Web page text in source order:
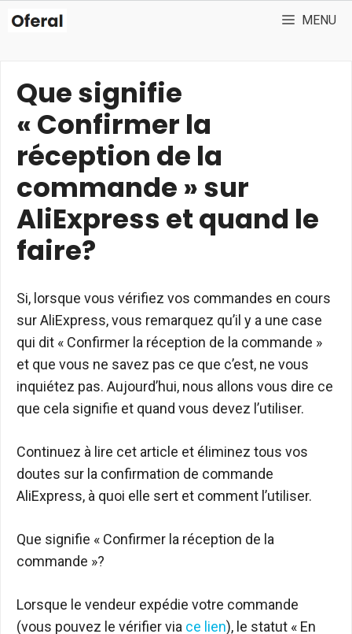
MENU
Que signifie
« Confirmer la
réception de la
commande » sur
AliExpress et quand le
faire?
Si, lorsque vous vérifiez vos commandes en cours
sur AliExpress, vous remarquez qu’il y a une case
qui dit « Confirmer la réception de la commande »
et que vous ne savez pas ce que c’est, ne vous
inquiétez pas. Aujourd’hui, nous allons vous dire ce
que cela signifie et quand vous devez l’utiliser.
Continuez à lire cet article et éliminez tous vos
doutes sur la confirmation de commande
AliExpress, à quoi elle sert et comment l’utiliser.
Que signifie « Confirmer la réception de la
commande »?
Lorsque le vendeur expédie votre commande
(vous pouvez le vérifier via ce lien), le statut « En